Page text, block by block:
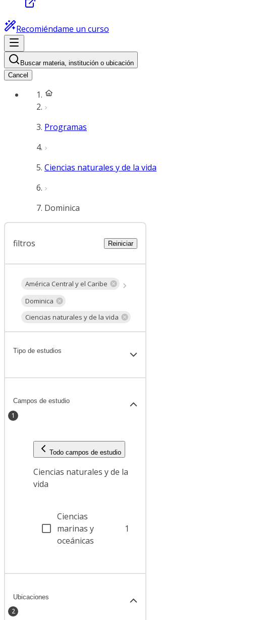
Recomiéndame un curso
Buscar materia, institución o ubicación
Cancel
Programas
Ciencias naturales y de la vida
Dominica
filtros Reiniciar
América Central y el Caribe
Dominica
Ciencias naturales y de la vida
Tipo de estudios
Campos de estudio
1
Todo campos de estudio
Ciencias naturales y de la
vida
Ciencias
marinas y
oceánicas
1
Ubicaciones
2